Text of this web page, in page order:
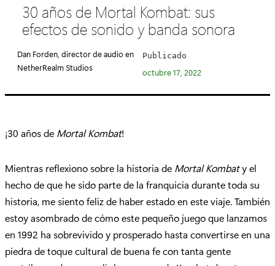
t
e
o
í
:
30 años de Mortal Kombat: sus
efectos de sonido y banda sonora
Dan Forden, director de audio en
NetherRealm Studios
Publicado
octubre 17, 2022
¡30 años de Mortal Kombat!
Mientras reflexiono sobre la historia de Mortal Kombaty el
hecho de que he sido parte de la franquicia durante toda su
historia, me siento feliz de haber estado en este viaje. También
estoy asombrado de cómo este pequeño juego que lanzamos
en 1992 ha sobrevivido y prosperado hasta convertirse en una
piedra de toque cultural de buena fe con tanta gente